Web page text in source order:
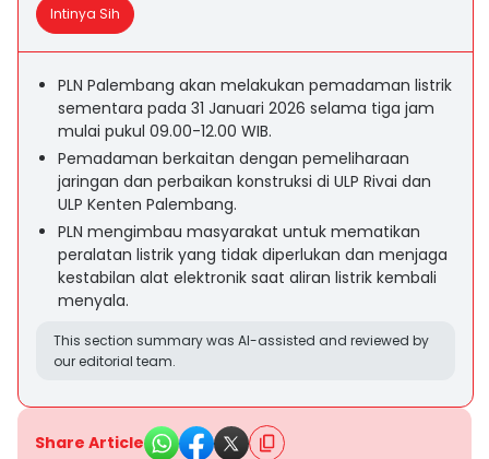
Intinya Sih
PLN Palembang akan melakukan pemadaman listrik
sementara pada 31 Januari 2026 selama tiga jam
mulai pukul 09.00-12.00 WIB.
Pemadaman berkaitan dengan pemeliharaan
jaringan dan perbaikan konstruksi di ULP Rivai dan
ULP Kenten Palembang.
PLN mengimbau masyarakat untuk mematikan
peralatan listrik yang tidak diperlukan dan menjaga
kestabilan alat elektronik saat aliran listrik kembali
menyala.
This section summary was AI-assisted and reviewed by
our editorial team.
Share Article